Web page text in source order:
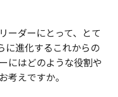
ーダーにとって、とて
に進化するこれからの
にはどのような役割や
考えですか。